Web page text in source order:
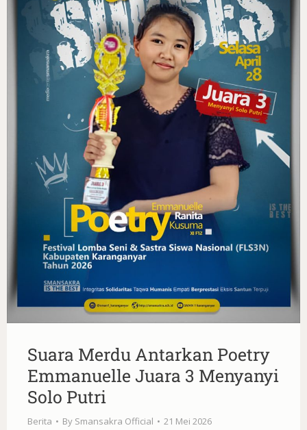
Suara Merdu Antarkan Poetry
Emmanuelle Juara 3 Menyanyi
Solo Putri
Berita By Smansakra Official 21 Mei 2026